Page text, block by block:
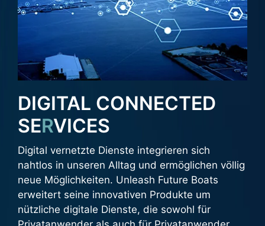
DIGITAL CONNECTED
SERVICES
Digital vernetzte Dienste integrieren sich
nahtlos in unseren Alltag und ermöglichen völlig
neue Möglichkeiten. Unleash Future Boats
erweitert seine innovativen Produkte um
nützliche digitale Dienste, die sowohl für